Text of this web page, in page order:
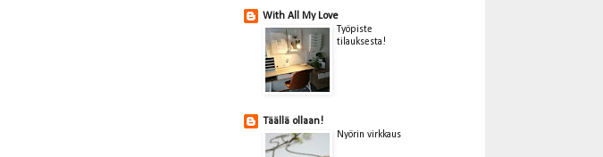
With All My Love
Työpiste
tilauksesta!
Täällä ollaan!
Nyörin virkkaus